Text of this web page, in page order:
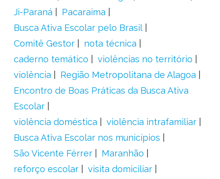
Ji-Paraná
Pacaraima
Busca Ativa Escolar pelo Brasil
Comitê Gestor
nota técnica
caderno temático
violências no território
violência
Região Metropolitana de Alagoa
Encontro de Boas Práticas da Busca Ativa
Escolar
violência doméstica
violência intrafamiliar
Busca Ativa Escolar nos municípios
São Vicente Férrer
Maranhão
reforço escolar
visita domiciliar